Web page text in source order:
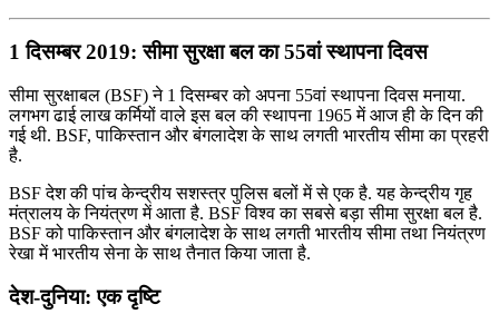
1 दिसम्बर 2019: सीमा सुरक्षा बल का 55वां स्‍थापना दिवस
सीमा सुरक्षाबल (BSF) ने 1 दिसम्बर को अपना 55वां स्‍थापना दिवस मनाया.
लगभग ढाई लाख कर्मियों वाले इस बल की स्‍थापना 1965 में आज ही के दिन की
गई थी. BSF, पाकिस्‍तान और बंगलादेश के साथ लगती भारतीय सीमा का प्रहरी
है.
BSF देश की पांच केन्द्रीय सशस्त्र पुलिस बलों में से एक है. यह केन्द्रीय गृह
मंत्रालय के नियंत्रण में आता है. BSF विश्व का सबसे बड़ा सीमा सुरक्षा बल है.
BSF को पाकिस्‍तान और बंगलादेश के साथ लगती भारतीय सीमा तथा नियंत्रण
रेखा में भारतीय सेना के साथ तैनात किया जाता है.
देश-दुनिया: एक दृष्टि